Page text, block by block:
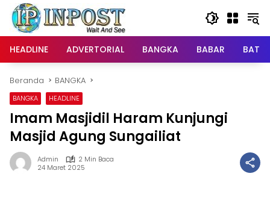
Langsung
konten
HEADLINE
ADVERTORIAL BANGKA BABAR
Beranda BANGKA
BANGKA HEADLINE
Imam Masjidil Haram Kunjungi
Masjid Agung Sungailiat
Admin
2 Min Baca
24 Maret 2025